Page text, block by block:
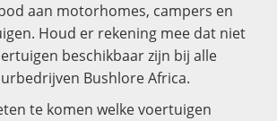
aan motorhomes, campers en
Houd er rekening mee dat niet
beschikbaar zijn bij alle
Bushlore Africa.
te komen welke voertuigen